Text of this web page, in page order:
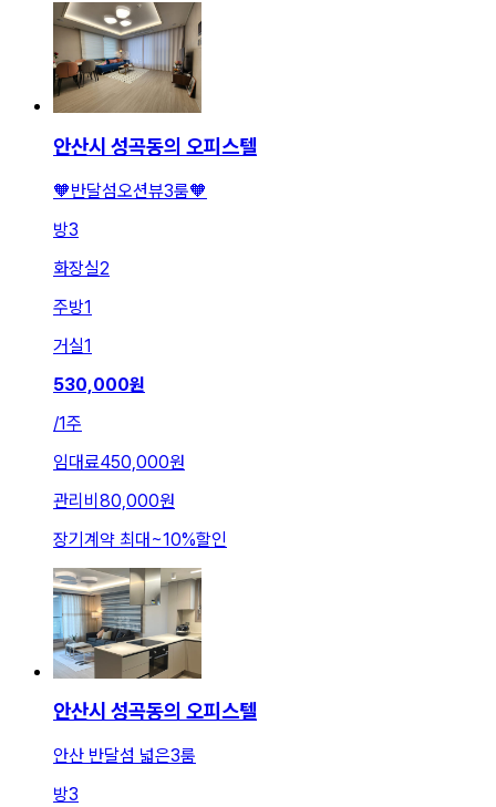
안산시 성곡동의 오피스텔
🧡반달섬오션뷰3룸🧡
방3
화장실2
주방1
거실1
530,000원
/1주
임대료450,000원
관리비 80,000원
장기계약 최대~10%할인
안산시 성곡동의 오피스텔
안산 반달섬 넓은3룸
방3